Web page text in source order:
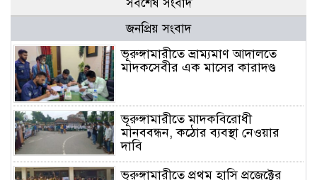
জনপ্রিয় সংবাদ
ভূরুঙ্গামারীতে ভ্রাম্যমাণ আদালতে
মাদকসেবীর এক মাসের কারাদণ্ড
ভূরুঙ্গামারীতে মাদকবিরোধী
মানববন্ধন, কঠোর ব্যবস্থা নেওয়ার
দাবি
ভূরুঙ্গামারীতে প্রথম হাসি প্রজেক্টের